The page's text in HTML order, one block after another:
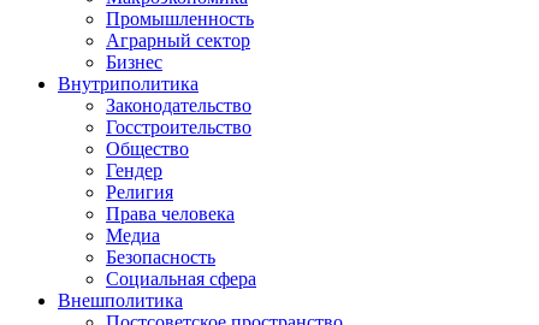
Промышленность
Аграрный сектор
Бизнес
Внутриполитика
Законодательство
Госстроительство
Общество
Гендер
Религия
Права человека
Медиа
Безопасность
Социальная сфера
Внешполитика